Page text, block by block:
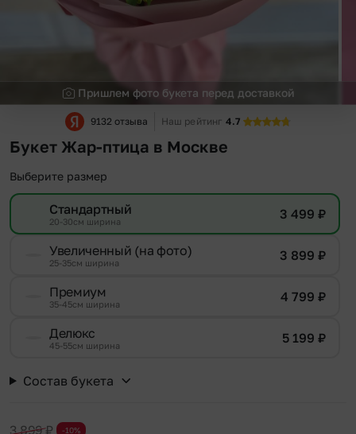
Пришлем фото букета перед доставкой
9132 отзыва Наш рейтинг 4.7
Букет Жар-птица в Москве
Выберите размер
Стандартный
20-30см ширина 3 499 ₽
Увеличенный (на фото)
25-35см ширина 3 899 ₽
Премиум
35-45см ширина 4 799 ₽
Делюкс
45-55см ширина 5 199 ₽
Состав букета
3 899₽ -10%